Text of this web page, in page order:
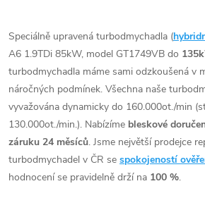
ů
ů
např. chiptuning. Pro vůz Audi
A6 1.9TDi 85kW AJM.
v
l
á
d
a
c
Speciálně upravená turbodmychadla (
A6 1.9TDi 85kW, model GT1749VB do
turbodmychadla máme sami odzkoušená v
náročných podmínek. Všechna naše
vyvažována dynamicky do 160.000ot./min
130.000ot./min.). Nabízíme bleskové
záruku 24 měsíců. Jsme největší prodejce
turbodmychadel v ČR se spokojeností
hodnocení se pravidelně drží na 100 %.